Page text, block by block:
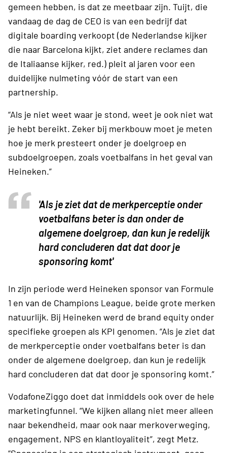
gemeen hebben, is dat ze meetbaar zijn. Tuijt, die
vandaag de dag de CEO is van een bedrijf dat
digitale boarding verkoopt (de Nederlandse kijker
die naar Barcelona kijkt, ziet andere reclames dan
de Italiaanse kijker, red.) pleit al jaren voor een
duidelijke nulmeting vóór de start van een
partnership.
“Als je niet weet waar je stond, weet je ook niet wat
je hebt bereikt. Zeker bij merkbouw moet je meten
hoe je merk presteert onder je doelgroep en
subdoelgroepen, zoals voetbalfans in het geval van
Heineken.”
'Als je ziet dat de merkperceptie onder
voetbalfans beter is dan onder de
algemene doelgroep, dan kun je redelijk
hard concluderen dat dat door je
sponsoring komt'
In zijn periode werd Heineken sponsor van Formule
1 en van de Champions League, beide grote merken
natuurlijk. Bij Heineken werd de brand equity onder
specifieke groepen als KPI genomen. “Als je ziet dat
de merkperceptie onder voetbalfans beter is dan
onder de algemene doelgroep, dan kun je redelijk
hard concluderen dat dat door je sponsoring komt.”
VodafoneZiggo doet dat inmiddels ook over de hele
marketingfunnel. “We kijken allang niet meer alleen
naar bekendheid, maar ook naar merkoverweging,
engagement, NPS en klantloyaliteit”, zegt Metz.